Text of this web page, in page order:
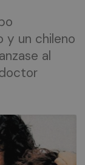
y un chileno
al